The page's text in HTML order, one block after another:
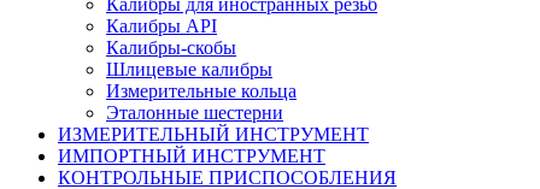
Калибры для иностранных резьб
Калибры API
Калибры-скобы
Шлицевые калибры
Измерительные кольца
Эталонные шестерни
ИЗМЕРИТЕЛЬНЫЙ ИНСТРУМЕНТ
ИМПОРТНЫЙ ИНСТРУМЕНТ
КОНТРОЛЬНЫЕ ПРИСПОСОБЛЕНИЯ